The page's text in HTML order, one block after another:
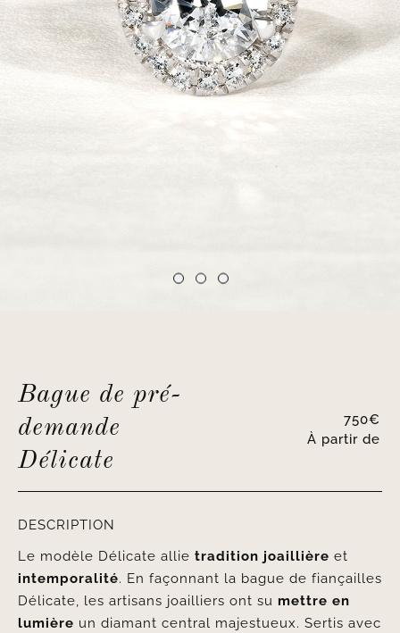
Bague de pré-
demande
Délicate
À partir de
750€
DESCRIPTION
Le modèle Délicate allie tradition joaillière et
intemporalité. En façonnant la bague de fiançailles
Délicate, les artisans joailliers ont su mettre en
lumière un diamant central majestueux. Sertis avec